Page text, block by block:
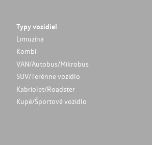
Typy vozidiel
Limuzína
Kombi
VAN/Autobus/Mikrobus
SUV/Terénne vozidlo
Kabriolet/Roadster
Kupé/Športové vozidlo